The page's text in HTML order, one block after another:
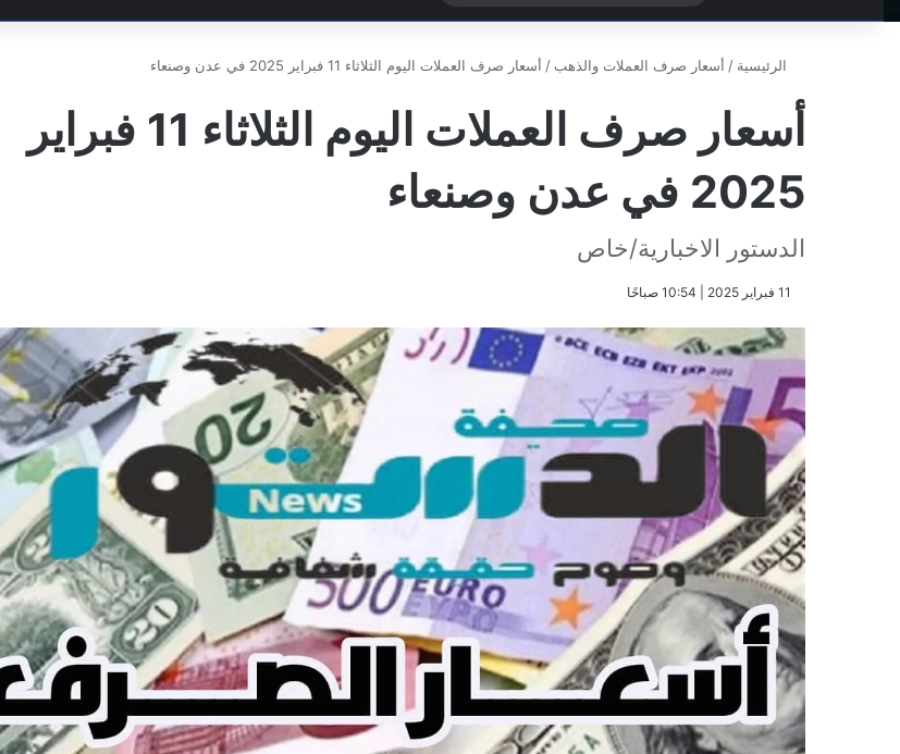
عن
الرئيسية / أسعار صرف العملات والذهب / أسعار صرف العملات اليوم الثلاثاء 11 فبراير 2025 في عدن وصنعاء
أسعار صرف العملات اليوم الثلاثاء 11 فبراير
2025 في عدن وصنعاء
الدستور الاخبارية/خاص
​11 فبراير 2025 | 10:54 صباحًا